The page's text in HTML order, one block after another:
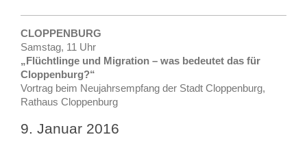
CLOPPENBURG
Samstag, 11 Uhr
„Flüchtlinge und Migration – was bedeutet das für
Cloppenburg?“
Vortrag beim Neujahrsempfang der Stadt Cloppenburg,
Rathaus Cloppenburg
9. Januar 2016